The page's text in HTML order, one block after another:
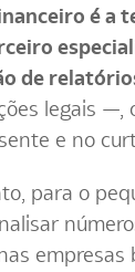
é a
de
legais —,
e no
para o